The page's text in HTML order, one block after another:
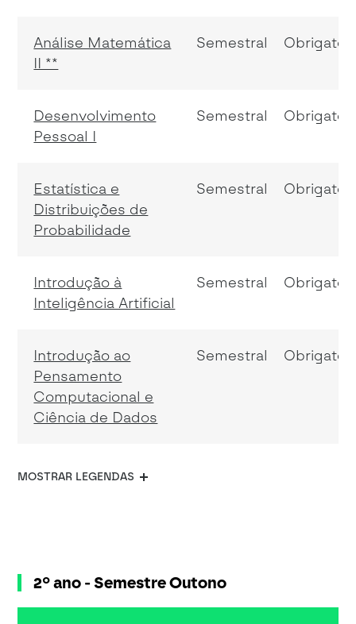
Análise Matemática
II **
Semestral
Desenvolvimento
Pessoal I
Semestral
Estatística e
Distribuições de
Probabilidade
Semestral
Introdução à
Inteligência Artificial
Semestral
Introdução ao
Pensamento
Computacional e
Ciência de Dados
Semestral
MOSTRAR LEGENDAS
2º ano - Semestre Outono